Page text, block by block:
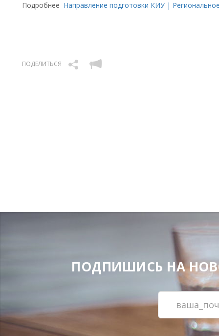
Подробнее Направление подготовки КИУ |
ПОДЕЛИТЬСЯ
ПОДПИШИСЬ НА